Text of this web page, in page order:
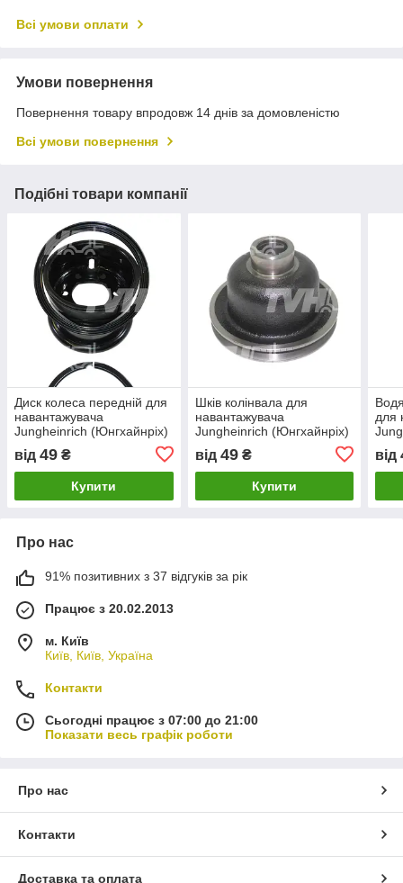
Всі умови оплати
Умови повернення
Повернення товару впродовж 14 днів за домовленістю
Всі умови повернення
Подібні товари компанії
Диск колеса передній для
навантажувача
Jungheinrich (Юнгхайнріх)
від 49 ₴
Купити
Шків колінвала для
навантажувача
Jungheinrich (Юнгхайнріх)
від 49₴
Купити
для
від
Про нас
91% позитивних з 37 відгуків за рік
Працює з 20.02.2013
м. Київ
Київ, Київ, Україна
Контакти
Сьогодні працює з 07:00 до 21:00
Показати весь графік роботи
Про нас
Контакти
Доставка та оплата